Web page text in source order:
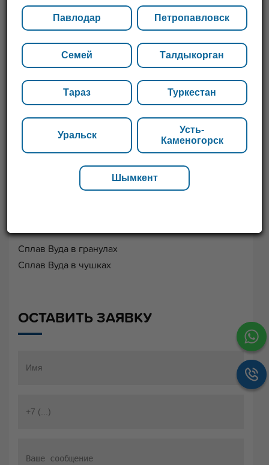
Сплав Вуда в гранулах
Сплав Вуда в чушках
ОСТАВИТЬ ЗАЯВКУ
Павлодар Петропавловск
Семей Талдыкорган
Тараз Туркестан
Уральск
Усть-
Каменогорск
Шымкент